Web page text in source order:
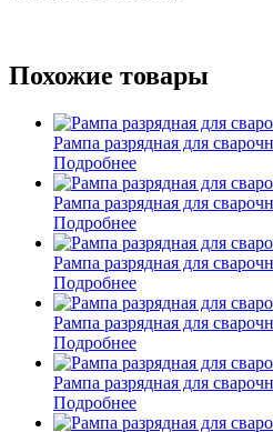
Похожие товары
Рампа разрядная для
Подробнее
Рампа разрядная для
Подробнее
Рампа разрядная для
Подробнее
Рампа разрядная для
Подробнее
Рампа разрядная для
Подробнее